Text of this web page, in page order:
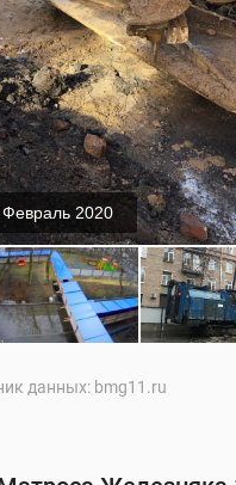
Февраль 2020
данных: bmg11.ru